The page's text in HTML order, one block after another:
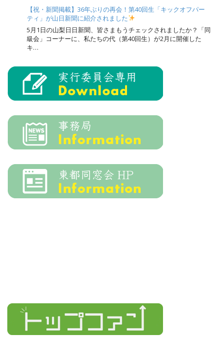
【祝・新聞掲載】36年ぶりの再会！第40回生「キックオフパー
ティ」が山日新聞に紹介されました
5月1日の山梨日日新聞、皆さまもうチェックされましたか？「同
級会」コーナーに、私たちの代（第40回生）が2月に開催した
キ…